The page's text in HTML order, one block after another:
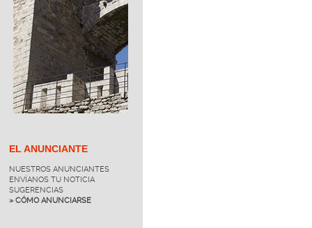
EL ANUNCIANTE
NUESTROS ANUNCIANTES
ENVÍANOS TU NOTICIA
SUGERENCIAS
» CÓMO ANUNCIARSE